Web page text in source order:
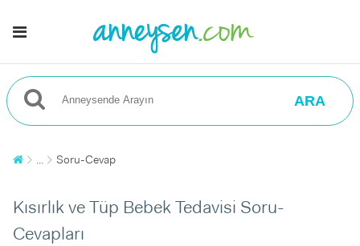
ARA
... Soru-Cevap
Kısırlık ve Tüp Bebek Tedavisi Soru-
Cevapları